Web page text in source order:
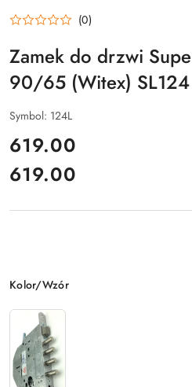
(0)
Zamek do drzwi
90/65 (Witex) SL124
Symbol: 124L
cena:
619.00
Cena:
619.00
Wariant
Kolor/Wzór